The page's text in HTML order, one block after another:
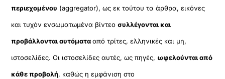
περιεχομένου (aggregator), ως εκ τούτου τα άρθρα, εικόνες
και τυχόν ενσωματωμένα βίντεοσυλλέγονται και
προβάλλονται αυτόματααπό τρίτες, ελληνικές και μη,
ιστοσελίδες. Οι ιστοσελίδες αυτές, ως πηγές, ωφελούνται από
κάθε προβολή, καθώς η εμφάνιση στο